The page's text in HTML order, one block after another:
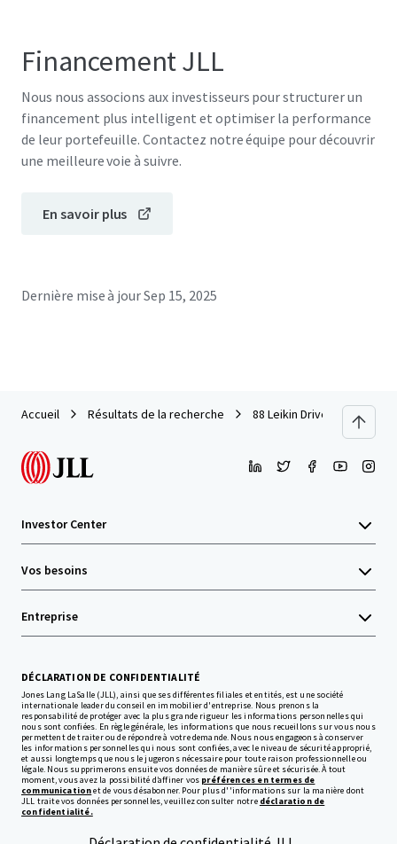
Financement JLL
Nous nous associons aux investisseurs pour structurer un
financement plus intelligent et optimiser la performance
de leur portefeuille. Contactez notre équipe pour découvrir
une meilleure voie à suivre.
En savoir plus
Dernière mise à jourSep 15, 2025
Accueil Résultats de la recherche 88 Leikin Drive
Investor Center
Vos besoins
Entreprise
DÉCLARATION DE CONFIDENTIALITÉ
Jones Lang LaSalle (JLL), ainsi que ses différentes filiales et entités, est une société
internationale leader du conseil en immobilier d'entreprise. Nous prenons la
responsabilité de protéger avec la plus grande rigueur les informations personnelles qui
nous sont confiées. En règle générale, les informations que nous recueillons sur vous nous
permettent de traiter ou de répondre à votre demande. Nous nous engageons à conserver
les informations personnelles qui nous sont confiées, avec le niveau de sécurité approprié,
et aussi longtemps que nous le jugerons nécessaire pour toute raison professionnelle ou
légale. Nous supprimerons ensuite vos données de manière sûre et sécurisée. À tout
moment, vous avez la possibilité d’affiner vos préférences en termes de
communicationet de vous désabonner. Pour plus d''informations sur la manière dont
JLL traite vos données personnelles, veuillez consulter notre déclaration de
confidentialité.